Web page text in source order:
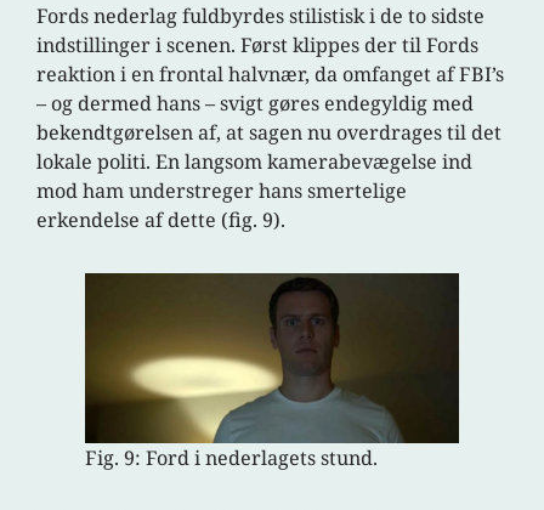
Fords nederlag fuldbyrdes stilistisk i de to sidste
indstillinger i scenen. Først klippes der til Fords
reaktion i en frontal halvnær, da omfanget af FBI’s
– og dermed hans – svigt gøres endegyldig med
bekendtgørelsen af, at sagen nu overdrages til det
lokale politi. En langsom kamerabevægelse ind
mod ham understreger hans smertelige
erkendelse af dette (fig. 9).
Fig. 9: Ford i nederlagets stund.